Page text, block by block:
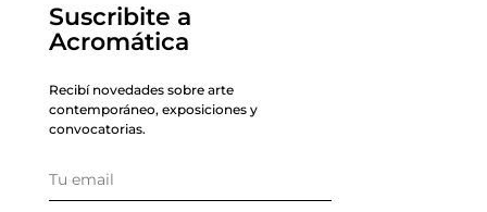
Suscribite a
Acromática
Recibí novedades sobre arte
contemporáneo, exposiciones y
convocatorias.